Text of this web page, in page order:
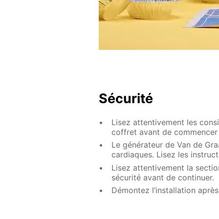
Sécurité
Lisez attentivement les
coffret avant de commencer
Le générateur de Van de
cardiaques. Lisez les
Lisez attentivement la
sécurité avant de continuer.
Démontez l’installation